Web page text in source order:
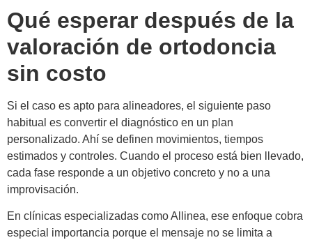
Qué esperar después de la
valoración de ortodoncia
sin costo
Si el caso es apto para alineadores, el siguiente paso
habitual es convertir el diagnóstico en un plan
personalizado. Ahí se definen movimientos, tiempos
estimados y controles. Cuando el proceso está bien llevado,
cada fase responde a un objetivo concreto y no a una
improvisación.
En clínicas especializadas como Allinea, ese enfoque cobra
especial importancia porque el mensaje no se limita a